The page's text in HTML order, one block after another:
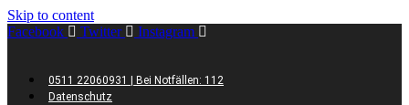
Skip to content
Facebook
Twitter Instagram
0511 22060931 | Bei Notfällen: 112
Datenschutz